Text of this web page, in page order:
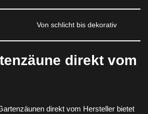
Von schlicht bis dekorativ
direkt vom
direkt vom Hersteller bietet